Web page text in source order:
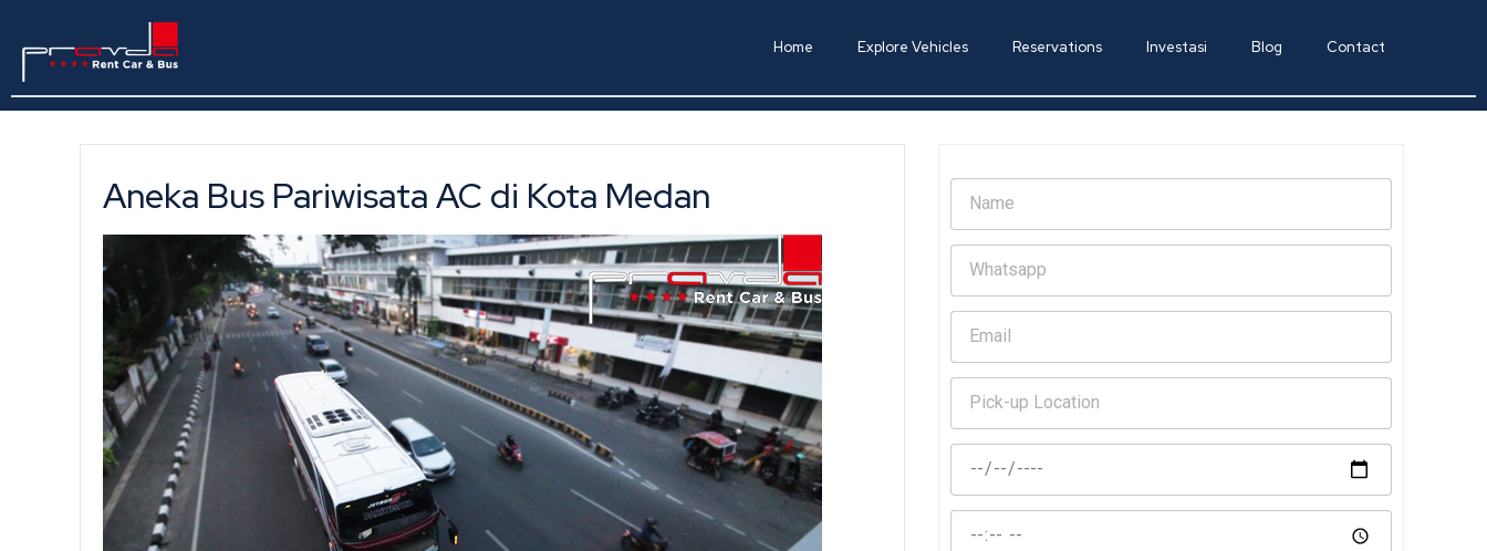
Home Explore Vehicles Reservations Investasi Blog Contact
Aneka Bus Pariwisata AC di Kota Medan